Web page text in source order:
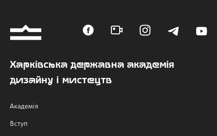
Харківська державна академія
дизайну і мистецтв
Академія
Вступ